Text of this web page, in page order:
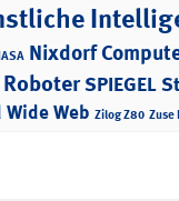
Nixdorf
RoboterSPIEGEL
Wide Web Zilog Z80 Zuse